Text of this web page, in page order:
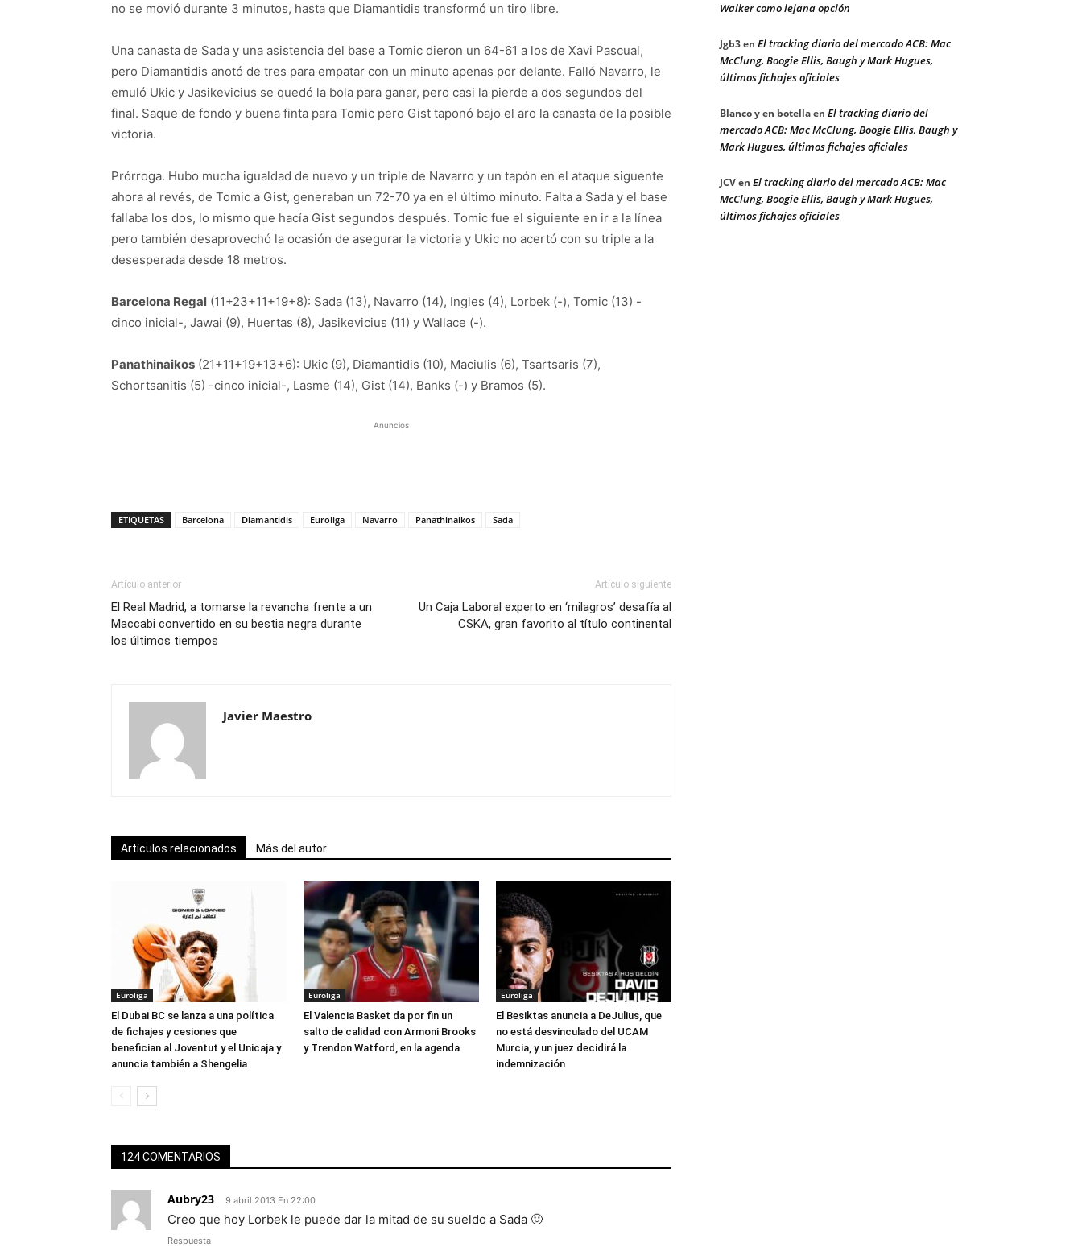
no se movió durante 3 minutos, hasta que Diamantidis transformó un tiro libre.
Una canasta de Sada y una asistencia del base a Tomic dieron un 64-61 a los de Xavi Pascual,
pero Diamantidis anotó de tres para empatar con un minuto apenas por delante. Falló Navarro, le
emuló Ukic y Jasikevicius se quedó la bola para ganar, pero casi la pierde a dos segundos del
final. Saque de fondo y buena finta para Tomic pero Gist taponó bajo el aro la canasta de la posible
victoria.
Prórroga. Hubo mucha igualdad de nuevo y un triple de Navarro y un tapón en el ataque siguente
ahora al revés, de Tomic a Gist, generaban un 72-70 ya en el último minuto. Falta a Sada y el base
fallaba los dos, lo mismo que hacía Gist segundos después. Tomic fue el siguiente en ir a la línea
pero también desaprovechó la ocasión de asegurar la victoria y Ukic no acertó con su triple a la
desesperada desde 18 metros.
Barcelona Regal (11+23+11+19+8): Sada (13), Navarro (14), Ingles (4), Lorbek (-), Tomic (13) -
cinco inicial-, Jawai (9), Huertas (8), Jasikevicius (11) y Wallace (-).
Panathinaikos (21+11+19+13+6): Ukic (9), Diamantidis (10), Maciulis (6), Tsartsaris (7),
Schortsanitis (5) -cinco inicial-, Lasme (14), Gist (14), Banks (-) y Bramos (5).
Anuncios
ETIQUETAS Barcelona Diamantidis Euroliga Navarro Panathinaikos Sada
Artículo anterior
El Real Madrid, a tomarse la revancha frente a un
Maccabi convertido en su bestia negra durante
los últimos tiempos
Artículo siguiente
Un Caja Laboral experto en ‘milagros’ desafía al
CSKA, gran favorito al título continental
Javier Maestro
Artículos relacionados Más del autor
Euroliga
El Dubai BC se lanza a una política
de fichajes y cesiones que
benefician al Joventut y el Unicaja y
anuncia también a Shengelia
Euroliga
El Valencia Basket da por fin un
salto de calidad con Armoni Brooks
y Trendon Watford, en la agenda
Euroliga
El Besiktas anuncia a DeJulius, que
no está desvinculado del UCAM
Murcia, y un juez decidirá la
indemnización
124 COMENTARIOS
Aubry23 9 abril 2013 En 22:00
Creo que hoy Lorbek le puede dar la mitad de su sueldo a Sada 🙂
Respuesta
Walker como lejana opción
Jgb3en El tracking diario del mercado ACB: Mac
McClung, Boogie Ellis, Baugh y Mark Hugues,
últimos fichajes oficiales
Blanco y en botellaen El tracking diario del
mercado ACB: Mac McClung, Boogie Ellis, Baugh y
Mark Hugues, últimos fichajes oficiales
JCVen El tracking diario del mercado ACB: Mac
McClung, Boogie Ellis, Baugh y Mark Hugues,
últimos fichajes oficiales